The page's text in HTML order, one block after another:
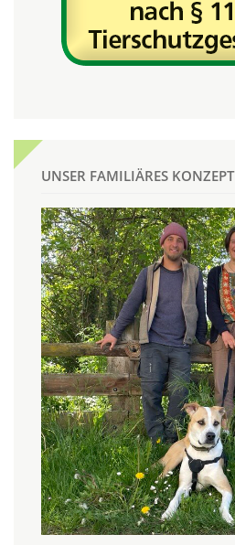
UNSER FAMILIÄRES KONZEPT